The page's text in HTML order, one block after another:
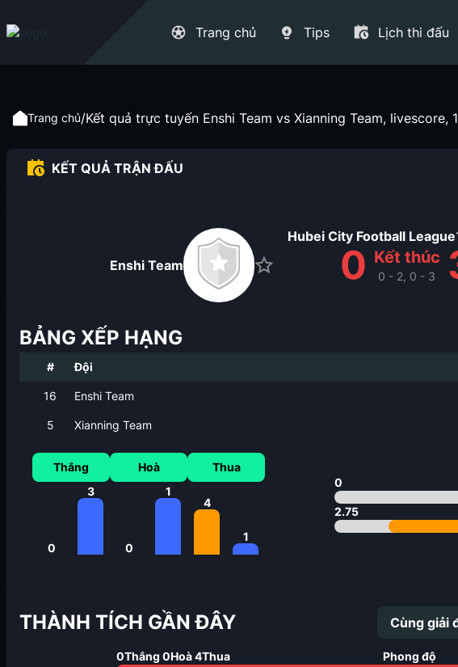
Trang chủ Tips Lịch thi đấu
Trang chủ/Kết quả trực tuyến Enshi Team vs Xianning Team, livescore,
KẾT QUẢ TRẬN ĐẤU
Hubei City Football League
Enshi Team
0 Kết thúc
0 - 2, 0 - 3
BẢNG XẾP HẠNG
# Đội
16 Enshi Team
5 Xianning Team
Thắng
0
3
Hoà
0
1
Thua
4
1
0
2.75
THÀNH TÍCH GẦN ĐÂY Cùng giải
0Thắng 0Hoà4Thua Phong độ